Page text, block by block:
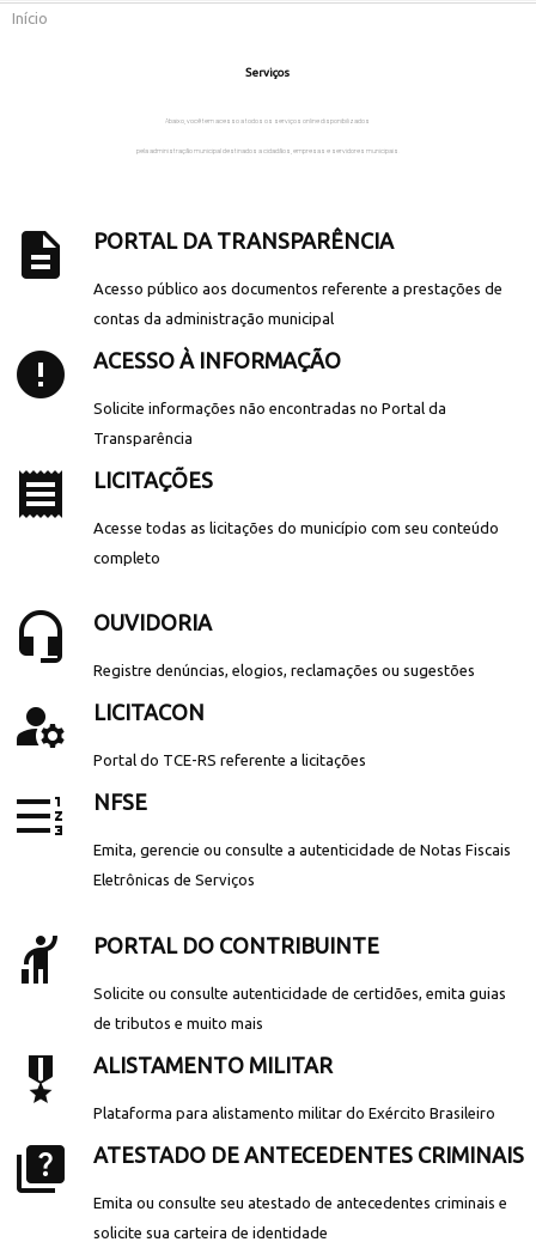
Início
Serviços
Abaixo, você tem acesso a todos os serviços online disponibilizados
pela administração municipal destinados a cidadãos, empresas e servidores municipais.
description PORTAL DA TRANSPARÊNCIA
Acesso público aos documentos referente a prestações de
contas da administração municipal
error ACESSO À INFORMAÇÃO
Solicite informações não encontradas no Portal da
Transparência
receipt LICITAÇÕES
Acesse todas as licitações do município com seu conteúdo
completo
headset_mic OUVIDORIA
Registre denúncias, elogios, reclamações ou sugestões
manage_accounts LICITACON
Portal do TCE-RS referente a licitações
format_list_numbered_rtl NFSE
Emita, gerencie ou consulte a autenticidade de Notas Fiscais
Eletrônicas de Serviços
hail PORTAL DO CONTRIBUINTE
Solicite ou consulte autenticidade de certidões, emita guias
de tributos e muito mais
military_tech ALISTAMENTO MILITAR
Plataforma para alistamento militar do Exército Brasileiro
quiz ATESTADO DE ANTECEDENTES CRIMINAIS
Emita ou consulte seu atestado de antecedentes criminais e
solicite sua carteira de identidade